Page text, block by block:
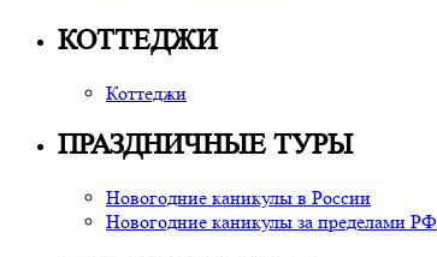
КОТТЕДЖИ
Коттеджи
ПРАЗДНИЧНЫЕ ТУРЫ
Новогодние каникулы в России
Новогодние каникулы за пределами РФ